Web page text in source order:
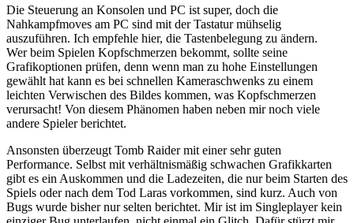
Die Steuerung an Konsolen und PC ist super, doch die
Nahkampfmoves am PC sind mit der Tastatur mühselig
auszuführen. Ich empfehle hier, die Tastenbelegung zu ändern.
Wer beim Spielen Kopfschmerzen bekommt, sollte seine
Grafikoptionen prüfen, denn wenn man zu hohe Einstellungen
gewählt hat kann es bei schnellen Kameraschwenks zu einem
leichten Verwischen des Bildes kommen, was Kopfschmerzen
verursacht! Von diesem Phänomen haben neben mir noch viele
andere Spieler berichtet.
Ansonsten überzeugt Tomb Raider mit einer sehr guten
Performance. Selbst mit verhältnismäßig schwachen Grafikkarten
gibt es ein Auskommen und die Ladezeiten, die nur beim Starten des
Spiels oder nach dem Tod Laras vorkommen, sind kurz. Auch von
Bugs wurde bisher nur selten berichtet. Mir ist im Singleplayer kein